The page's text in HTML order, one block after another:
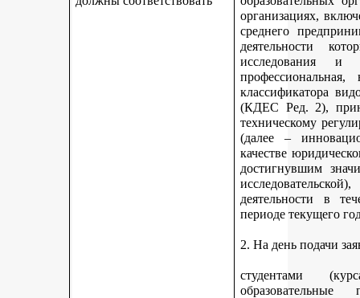
организациях,
среднего
деятельности
исследования и
классификатора
(КДЕС Ред. 2),
техническому
(далее –
качестве
достигнувшим
деятельности в
периоде текущего
2. На день подачи
студентами
образовательные